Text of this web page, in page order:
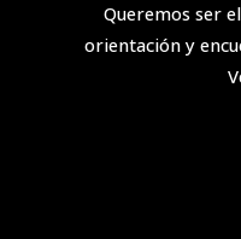
Queremos ser
orientación y